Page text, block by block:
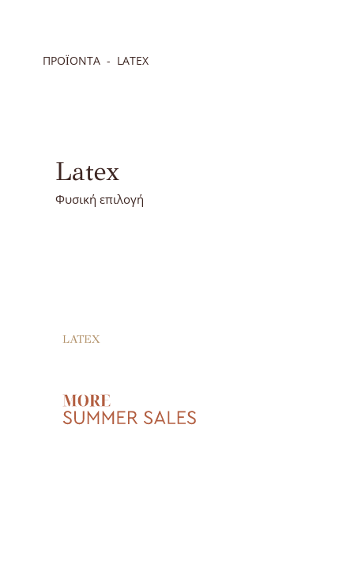
ΠΡΟΪΟΝΤΑ LATEX
Latex
Φυσική επιλογή
LATEX